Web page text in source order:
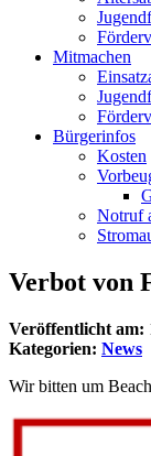
Mitmachen
Bürgerinfos
Kosten
Notruf
Verbot von
Veröffentlicht am:
Kategorien: News
Wir bitten um